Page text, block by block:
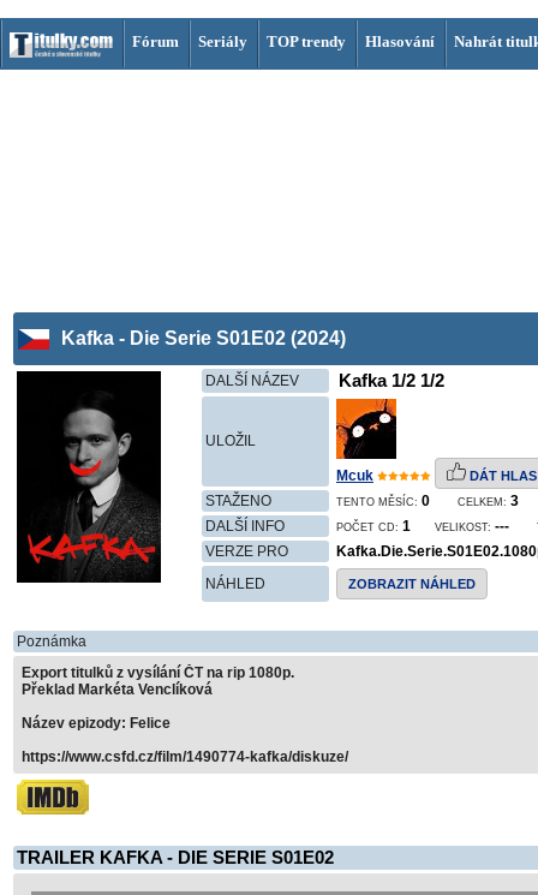
Fórum Seriály TOP trendy Hlasování Nahrát
Kafka - Die Serie S01E02 (2024)
DALŠÍ NÁZEV Kafka 1/2 1/2
ULOŽIL
Mcuk DÁT HLAS
STAŽENO TENTO MĚSÍC: 0 CELKEM: 3
DALŠÍ INFO
POČET CD: 1 VELIKOST: ---
VERZE PRO
NÁHLED
ZOBRAZIT NÁHLED
Poznámka
Export titulků z vysílání ČT na rip 1080p.
Překlad Markéta Venclíková
Název epizody: Felice
https://www.csfd.cz/film/1490774-kafka/diskuze/
TRAILER KAFKA - DIE SERIE S01E02